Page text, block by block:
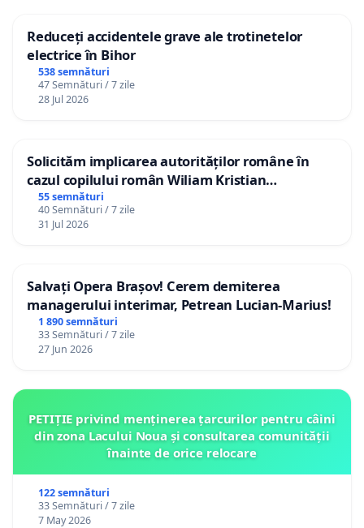
Reduceți accidentele grave ale trotinetelor
electrice în Bihor
538 semnături
47 Semnături / 7 zile
28 Jul 2026
Solicităm implicarea autorităților române în
cazul copilului român Wiliam Kristian
Gheorghe, aflat în plasament în Danemarca de
12 ani
55 semnături
40 Semnături / 7 zile
31 Jul 2026
Salvați Opera Brașov! Cerem demiterea
managerului interimar, Petrean Lucian-Marius!
1 890 semnături
33 Semnături / 7 zile
27 Jun 2026
PETIȚIE privind menținerea țarcurilor pentru câini
din zona Lacului Noua și consultarea comunității
înainte de orice relocare
122 semnături
33 Semnături / 7 zile
7 May 2026